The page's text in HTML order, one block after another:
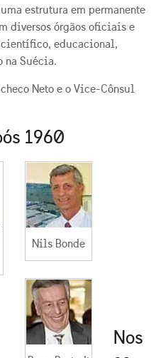
estrutura em permanente
diversos órgãos oficiais e
educacional,
na Suécia.
Neto e o Vice-Cônsul
1960
Nils Bonde
Nos